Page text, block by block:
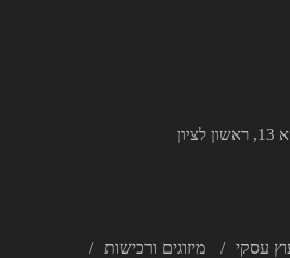
עסקי
מיזוגים ורכישות